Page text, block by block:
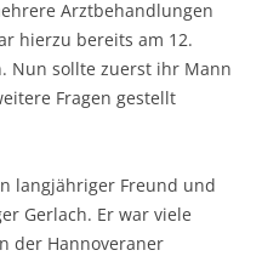
Arztbehandlungen
hierzu bereits am 12.
Nun sollte zuerst ihr Mann
Fragen gestellt
langjähriger Freund und
Gerlach. Er war viele
der Hannoveraner